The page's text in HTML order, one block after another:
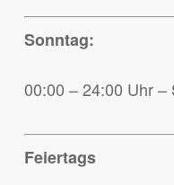
Sonntag:
00:00 – 24:00 Uhr –
Feiertags